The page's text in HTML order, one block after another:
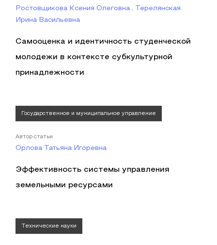
Ростовщикова Ксения Олеговна , Терелянская
Ирина Васильевна
Самооценка и идентичность студенческой
молодежи в контексте субкультурной
принадлежности
Государственное и муниципальное управление
Автор статьи
Орлова Татьяна Игоревна
Эффективность системы управления
земельными ресурсами
Технические науки